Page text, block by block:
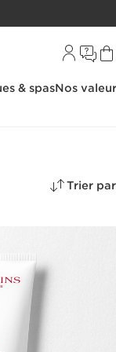
& spasNos
Trier par